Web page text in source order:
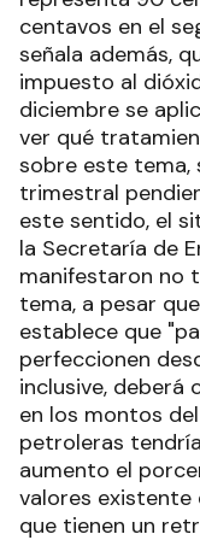
centavos en el
señala además,
impuesto al
diciembre se
ver qué
sobre este tema,
trimestral
este sentido, el
la Secretaría de
manifestaron no
tema, a pesar
establece que
perfeccionen
inclusive, deberá
en los montos
petroleras
aumento el
valores existente
que tienen un